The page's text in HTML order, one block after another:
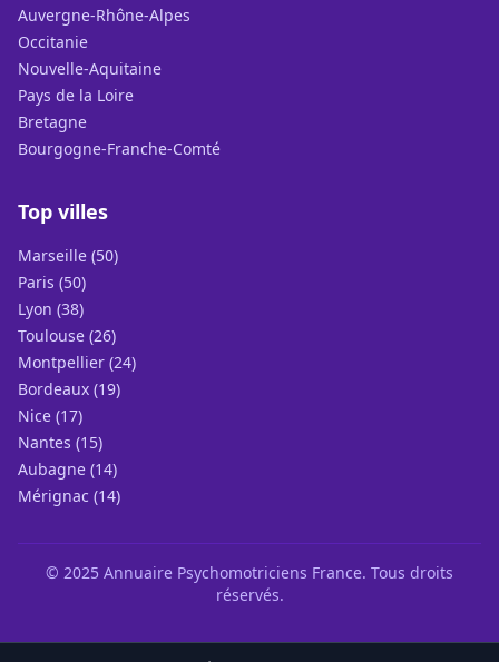
Auvergne-Rhône-Alpes
Occitanie
Nouvelle-Aquitaine
Pays de la Loire
Bretagne
Bourgogne-Franche-Comté
Top villes
Marseille (50)
Paris (50)
Lyon (38)
Toulouse (26)
Montpellier (24)
Bordeaux (19)
Nice (17)
Nantes (15)
Aubagne (14)
Mérignac (14)
© 2025 Annuaire Psychomotriciens France. Tous droits
réservés.